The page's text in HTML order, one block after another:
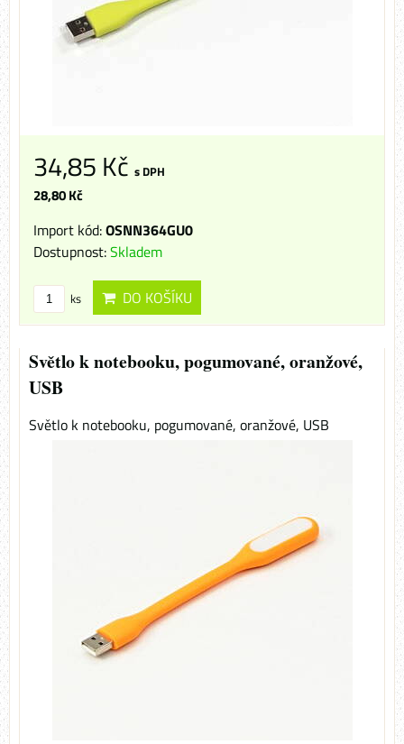
34,85 Kč s DPH
28,80 Kč
Import kód:OSNN364GU0
Dostupnost:Skladem
ks DO KOŠÍKU
Světlo k notebooku, pogumované, oranžové,
USB
Světlo k notebooku, pogumované, oranžové, USB